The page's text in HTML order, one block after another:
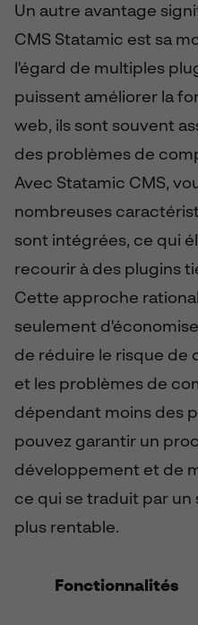
Un autre avantage
CMS Statamic est sa
l'égard de multiples
puissent améliorer la
web, ils sont souvent
des problèmes de
Avec Statamic CMS,
nombreuses
sont intégrées, ce qui
recourir à des plugins
Cette approche
seulement
de réduire le risque de
et les problèmes de
dépendant moins des
pouvez garantir un
développement et de
ce qui se traduit par
plus rentable.
Fonctionnalités